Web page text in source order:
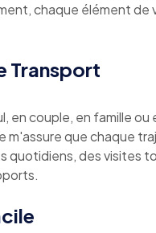
chaque élément
Transport
en couple, en famille
m'assure que chaque
quotidiens, des visites